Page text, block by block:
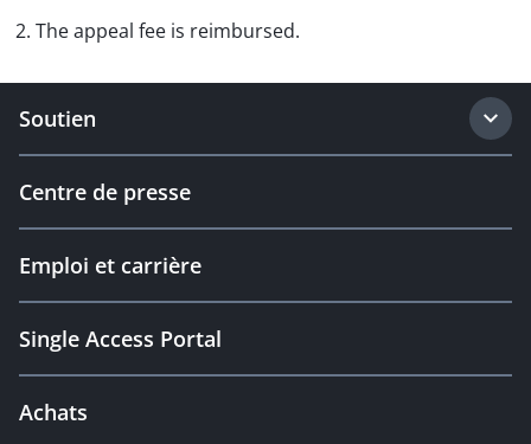
2. The appeal fee is reimbursed.
Soutien
Centre de presse
Emploi et carrière
Single Access Portal
Achats